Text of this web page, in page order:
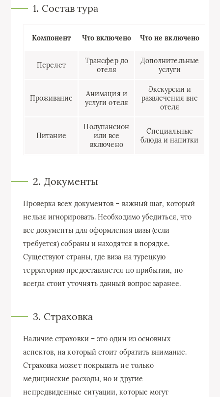
1. Состав тура
Компонент Что включено Что не включено
Перелет
Трансфер до
отеля
Дополнительные
услуги
Проживание
Анимация и
услуги отеля
Экскурсии и
развлечения вне
отеля
Питание
Полупансион
или все
включено
Специальные
блюда и напитки
2. Документы
Проверка всех документов – важный шаг, который
нельзя игнорировать. Необходимо убедиться, что
все документы для оформления визы (если
требуется) собраны и находятся в порядке.
Существуют страны, где виза на турецкую
территорию предоставляется по прибытии, но
всегда стоит уточнять данный вопрос заранее.
3. Страховка
Наличие страховки – это один из основных
аспектов, на который стоит обратить внимание.
Страховка может покрывать не только
медицинские расходы, но и другие
непредвиденные ситуации, которые могут